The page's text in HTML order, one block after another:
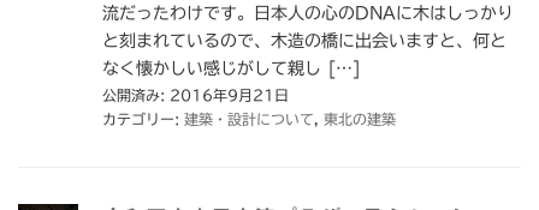
流だったわけです。日本人の心のDNAに木はしっかり
と刻まれているので、木造の橋に出会いますと、何と
なく懐かしい感じがして親し […]
公開済み: 2016年9月21日
カテゴリー: 建築・設計について 東北の建築